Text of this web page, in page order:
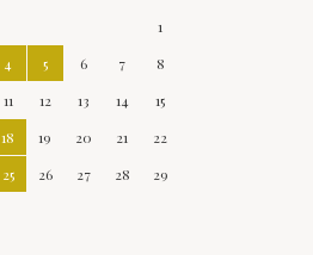
1
4 5 6 7
8
11 12 13 14
15
18 19 20 21
22
25 26 27 28
29